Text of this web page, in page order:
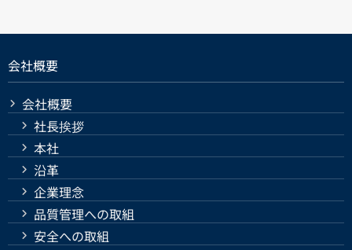
会社概要
会社概要
社長挨拶
本社
沿革
企業理念
品質管理への取組
安全への取組